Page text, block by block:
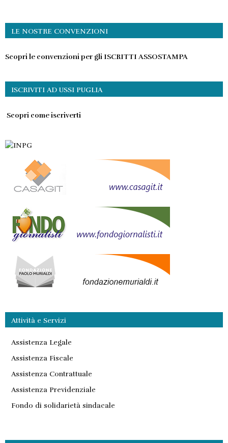
LE NOSTRE CONVENZIONI
Scopri le convenzioni per gli ISCRITTI ASSOSTAMPA
ISCRIVITI AD USSI PUGLIA
Scopri come iscriverti
Attività e Servizi
Assistenza Legale
Assistenza Fiscale
Assistenza Contrattuale
Assistenza Previdenziale
Fondo di solidarietà sindacale